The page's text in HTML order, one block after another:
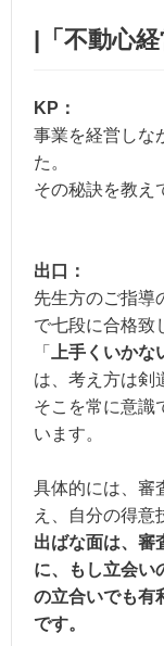
|「不動心経
KP：
事業を経営しな
た。
その秘訣を教え
出口：
先生方のご指導
で七段に合格致
「
上手くいか
は、考え方は剣
そこを常に意識
います。
具体的には、審
え、自分の得意
出ばな面は、審
に、もし立会い
の立合いでも有
です。